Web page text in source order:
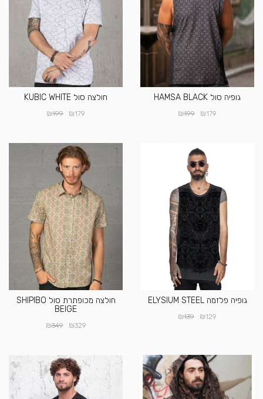
גופיה סול HAMSA BLACK
₪179
₪199
חולצה סול KUBIC WHITE
₪179
₪199
גופיה פלזמה ELYSIUM STEEL
₪129
₪139
חולצה מכופתרת סול SHIPIBO
BEIGE
₪329
₪349